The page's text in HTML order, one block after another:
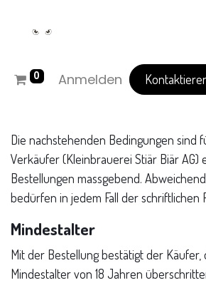
0 Anmelden
Die nachstehenden Bedingungen sind
Verkäufer (Kleinbrauerei Stiär Biär AG)
Bestellungen massgebend.
bedürfen in jedem Fall der schriftlichen
Mindestalter
Mit der Bestellung bestätigt der Käufer,
Mindestalter von 18 Jahren